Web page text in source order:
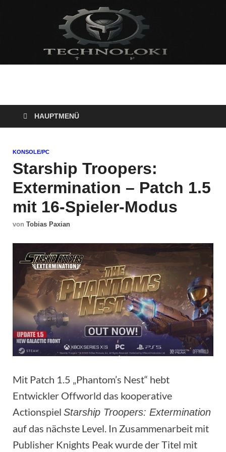
Technoloki: Gaming
und Entertainment
News
Blockbuster, Indie-Perlen und Retro-Klassiker.
HAUPTMENÜ
KONSOLE/PC
Starship Troopers:
Extermination – Patch 1.5
mit 16-Spieler-Modus
von Tobias Paxian
Mit Patch 1.5 „Phantom’s Nest“ hebt
Entwickler Offworld das kooperative
Actionspiel Starship Troopers: Extermination
auf das nächste Level. In Zusammenarbeit mit
Publisher Knights Peak wurde der Titel mit